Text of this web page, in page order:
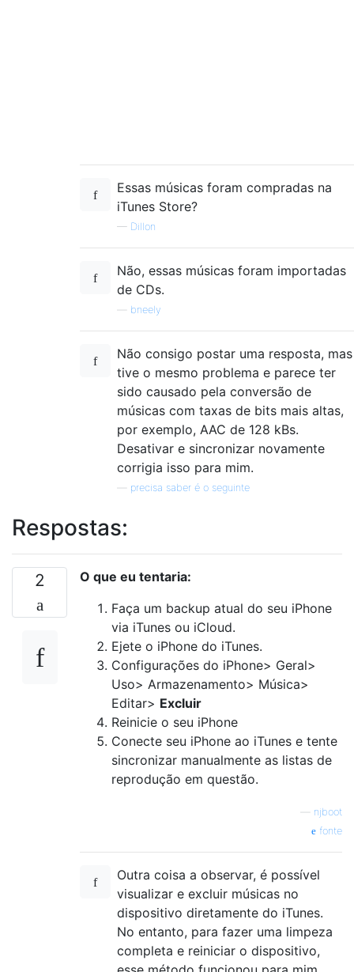
Essas músicas foram compradas na
iTunes Store?
— Dillon
Não, essas músicas foram importadas
de CDs.
bneely
Não consigo postar uma resposta, mas
tive o mesmo problema e parece ter
sido causado pela conversão de
músicas com taxas de bits mais altas,
por exemplo, AAC de 128 kBs.
Desativar e sincronizar novamente
corrigia isso para mim.
precisa saber é o seguinte
Respostas:
2
O que eu tentaria:
Faça um backup atual do seu iPhone
via iTunes ou iCloud.
Ejete o iPhone do iTunes.
Configurações do iPhone> Geral>
Uso> Armazenamento> Música>
Editar> Excluir
Reinicie o seu iPhone
Conecte seu iPhone ao iTunes e tente
sincronizar manualmente as listas de
reprodução em questão.
njboot
fonte
Outra coisa a observar, é possível
visualizar e excluir músicas no
dispositivo diretamente do iTunes.
No entanto, para fazer uma limpeza
completa e reiniciar o dispositivo,